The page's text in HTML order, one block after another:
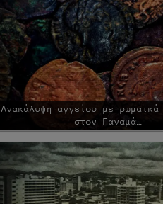
Ανακάλυψη αγγείου με ρωμαϊκά
στον Παναμά…